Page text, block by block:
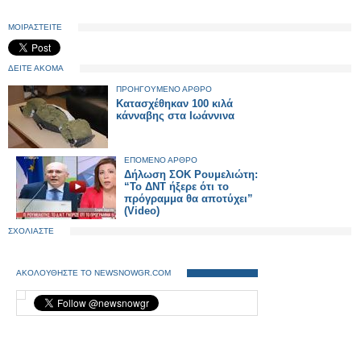
ΜΟΙΡΑΣΤΕΙΤΕ
ΔΕΙΤΕ ΑΚΟΜΑ
ΠΡΟΗΓΟΥΜΕΝΟ ΑΡΘΡΟ
Κατασχέθηκαν 100 κιλά
κάνναβης στα Ιωάννινα
ΕΠΟΜΕΝΟ ΑΡΘΡΟ
Δήλωση ΣΟΚ Ρουμελιώτη:
“Το ΔΝΤ ήξερε ότι το
πρόγραμμα θα αποτύχει”
(Video)
ΣΧΟΛΙΑΣΤΕ
ΑΚΟΛΟΥΘΗΣΤΕ ΤΟ NEWSNOWGR.COM